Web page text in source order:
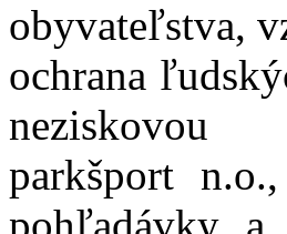
obyvateľstva,
ochrana
neziskovou
parkšport
pohľadávky